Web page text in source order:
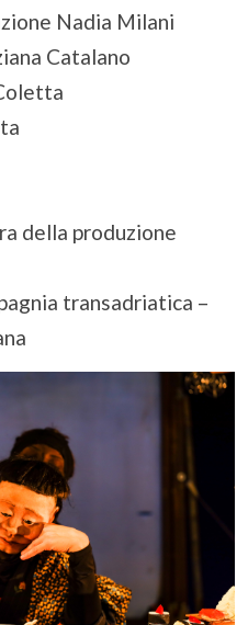
Nadia Milani
Catalano
della produzione
transadriatica –